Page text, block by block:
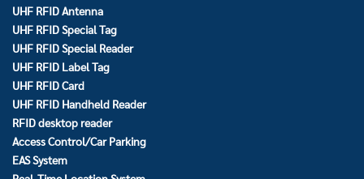
UHF RFID Antenna
UHF RFID Special Tag
UHF RFID Special Reader
UHF RFID Label Tag
UHF RFID Card
UHF RFID Handheld Reader
RFID desktop reader
Access Control/Car Parking
EAS System